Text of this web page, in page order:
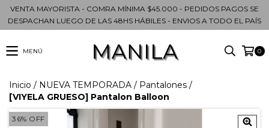
VENTA MAYORISTA - COMRA MÍNIMA $45.000 - PEDIDOS PAGOS SE
DESPACHAN LUEGO DE LAS 48HS HÁBILES - ENVIOS A TODO EL PAÍS
MENÚ 0
Inicio / NUEVA TEMPORADA / Pantalones /
[VIYELA GRUESO] Pantalon Balloon
36% OFF